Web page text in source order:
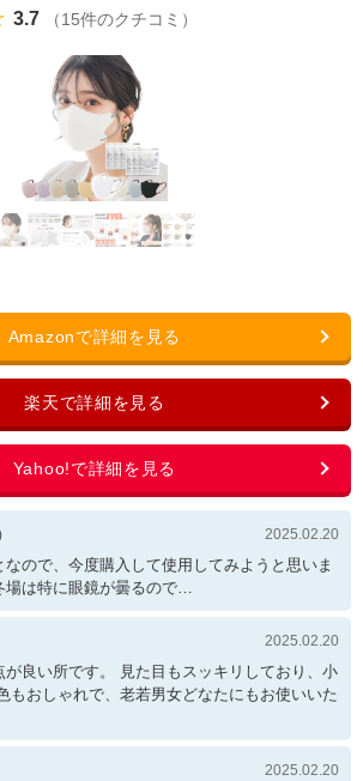
3.7 （15件のクチコミ）
） 2025.02.20
ので、今度購入して使用してみようと思いま
場は特に眼鏡が曇るので…
2025.02.20
良い所です。 見た目もスッキリしており、小
もおしゃれで、老若男女どなたにもお使いいた
2025.02.20